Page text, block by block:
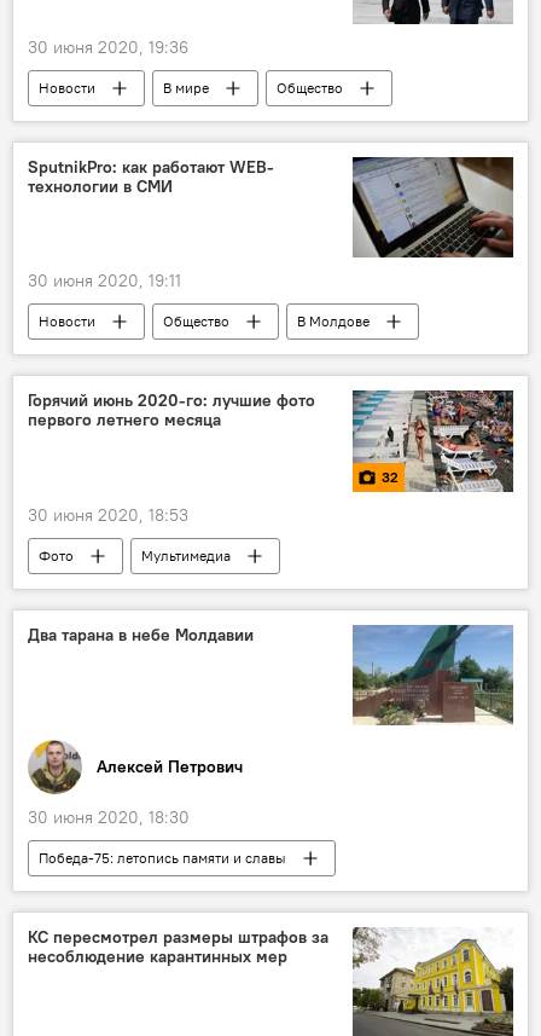
30 июня 2020, 19:36
Новости В мире
Общество
Политика
SputnikPro: как работают WEB-
технологии в СМИ
30 июня 2020, 19:11
Новости Общество
В Молдове
Пресс-центр
журналисты
Интернет
SputnikPro — международный просветительский проект
Горячий июнь 2020-го: лучшие фото
первого летнего месяца
32
30 июня 2020, 18:53
Фото Мультимедиа
Два тарана в небе Молдавии
Алексей Петрович
30 июня 2020, 18:30
Победа-75: летопись памяти и славы
Аналитика
Наследники Победы
КС пересмотрел размеры штрафов за
несоблюдение карантинных мер